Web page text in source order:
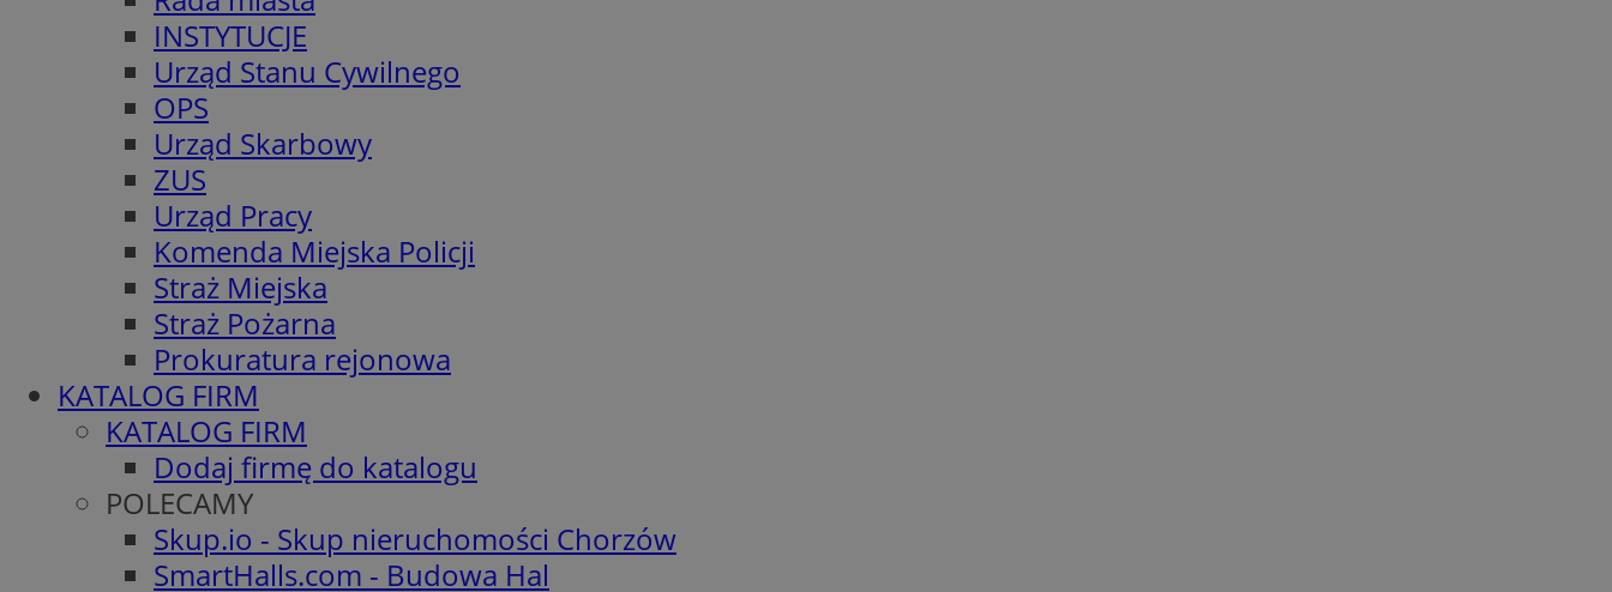
INSTYTUCJE
Urząd Stanu Cywilnego
OPS
Urząd Skarbowy
ZUS
Urząd Pracy
Komenda Miejska Policji
Straż Miejska
Straż Pożarna
Prokuratura rejonowa
KATALOG FIRM
KATALOG FIRM
Dodaj firmę do katalogu
POLECAMY
Skup.io - Skup nieruchomości Chorzów
SmartHalls.com - Budowa Hal